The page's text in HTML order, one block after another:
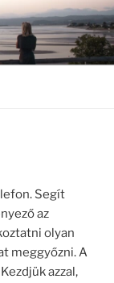
Segít
az
olyan
meggyőzni. A
azzal,